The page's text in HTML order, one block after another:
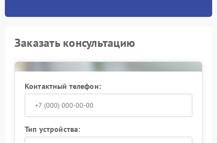
Заказать консультацию
Контактный телефон:
Тип устройства: